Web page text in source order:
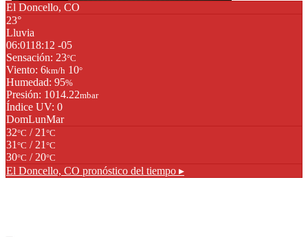
El Doncello, CO
23°
Lluvia
06:0118:12 -05
Sensación: 23°C
Viento: 6km/h 10°
Humedad: 95%
Presión: 1014.22mbar
Índice UV: 0
DomLunMar
32°C / 21 °C
31 °C / 21 °C
30°C / 20°C
El Doncello, CO pronóstico del tiempo ▸